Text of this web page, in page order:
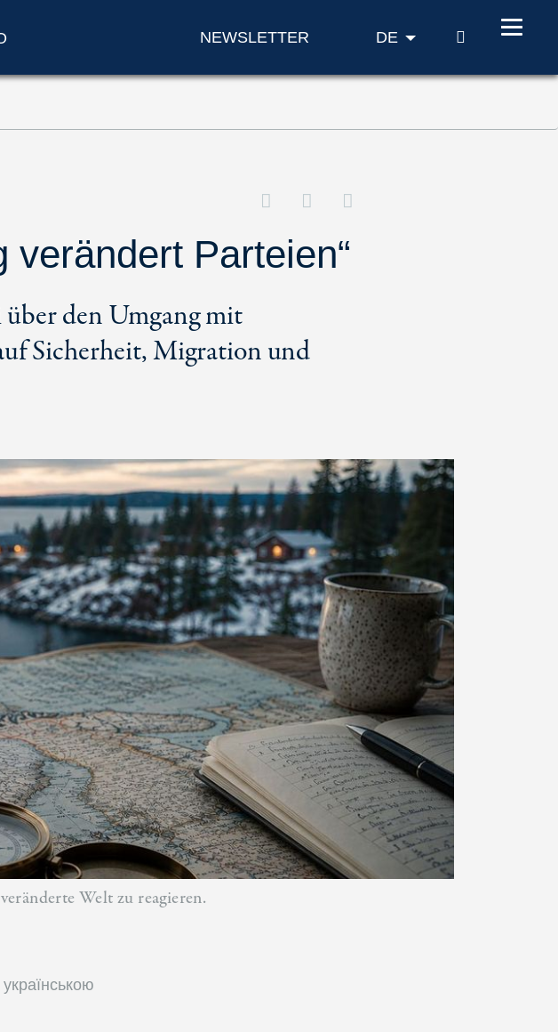
NEWSLETTER DE SUCHE
verändert Parteien“
den Umgang mit
Sicherheit, Migration und
Welt zu reagieren.